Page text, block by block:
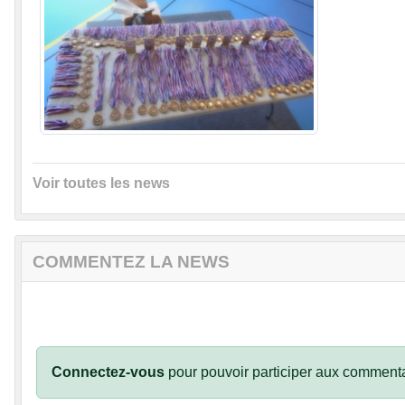
Voir toutes les news
COMMENTEZ LA NEWS
Connectez-vous pour pouvoir participer aux